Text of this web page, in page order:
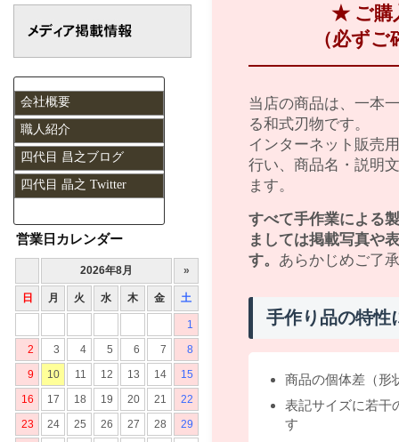
★ ご購
（必ず
当店の商品は、一本
る和式刃物です。
インターネット販売
行い、商品名・説明
ます。
すべて手作業による
ましては掲載写真や
す。 あらかじめご了
手作り品の特性
商品の個体差（形
表記サイズに若干
す
会社概要
職人紹介
四代目 昌之ブログ
四代目 晶之 Twitter
営業日カレンダー